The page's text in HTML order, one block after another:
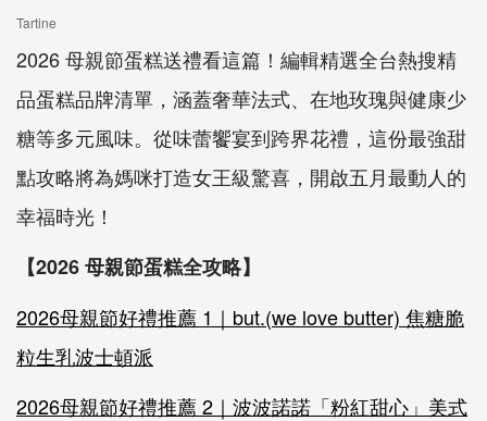
Tartine
2026 母親節蛋糕送禮看這篇！編輯精選全台熱搜精
品蛋糕品牌清單，涵蓋奢華法式、在地玫瑰與健康少
糖等多元風味。從味蕾饗宴到跨界花禮，這份最強甜
點攻略將為媽咪打造女王級驚喜，開啟五月最動人的
幸福時光！
【2026 母親節蛋糕全攻略】
2026母親節好禮推薦 1｜but.(we love butter) 焦糖脆
粒生乳波士頓派
2026母親節好禮推薦 2｜波波諾諾「粉紅甜心」美式